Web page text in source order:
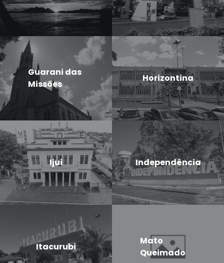
Guarani das
Missões
Horizontina
Ijui Independência
Itacurubi
Mato
Queimado